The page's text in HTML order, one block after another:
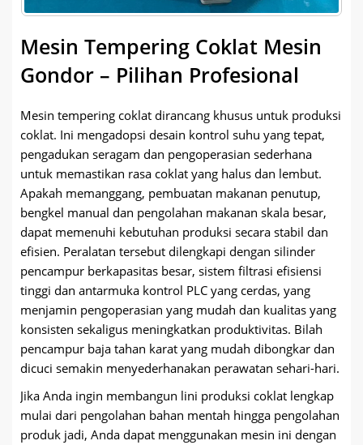
Mesin Tempering Coklat Mesin
Gondor – Pilihan Profesional
Mesin tempering coklat dirancang khusus untuk produksi
coklat. Ini mengadopsi desain kontrol suhu yang tepat,
pengadukan seragam dan pengoperasian sederhana
untuk memastikan rasa coklat yang halus dan lembut.
Apakah memanggang, pembuatan makanan penutup,
bengkel manual dan pengolahan makanan skala besar,
dapat memenuhi kebutuhan produksi secara stabil dan
efisien. Peralatan tersebut dilengkapi dengan silinder
pencampur berkapasitas besar, sistem filtrasi efisiensi
tinggi dan antarmuka kontrol PLC yang cerdas, yang
menjamin pengoperasian yang mudah dan kualitas yang
konsisten sekaligus meningkatkan produktivitas. Bilah
pencampur baja tahan karat yang mudah dibongkar dan
dicuci semakin menyederhanakan perawatan sehari-hari.
Jika Anda ingin membangun lini produksi coklat lengkap
mulai dari pengolahan bahan mentah hingga pengolahan
produk jadi, Anda dapat menggunakan mesin ini dengan